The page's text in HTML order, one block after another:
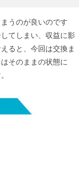
うのが良いのです
てしまい、収益に影
ると、今回は交換ま
そのままの状態に